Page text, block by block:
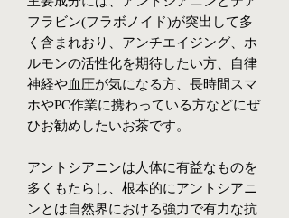
フラビン(フラボノイド)が突出して多
く含まれおり、アンチエイジング、ホ
ルモンの活性化を期待したい方、自律
神経や血圧が気になる方、長時間スマ
ホやPC作業に携わっている方などにぜ
ひお勧めしたいお茶です。
アントシアニンは人体に有益なものを
多くもたらし、根本的にアントシアニ
ンとは自然界における強力で有力な抗